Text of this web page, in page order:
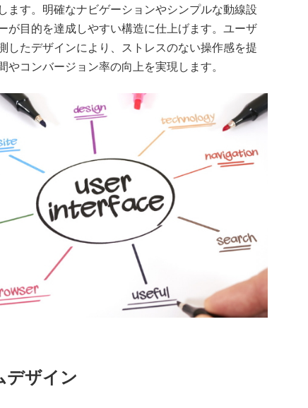
ます。明確なナビゲーションやシンプルな動線設
が目的を達成しやすい構造に仕上げます。ユーザ
したデザインにより、ストレスのない操作感を提
やコンバージョン率の向上を実現します。
ザイン